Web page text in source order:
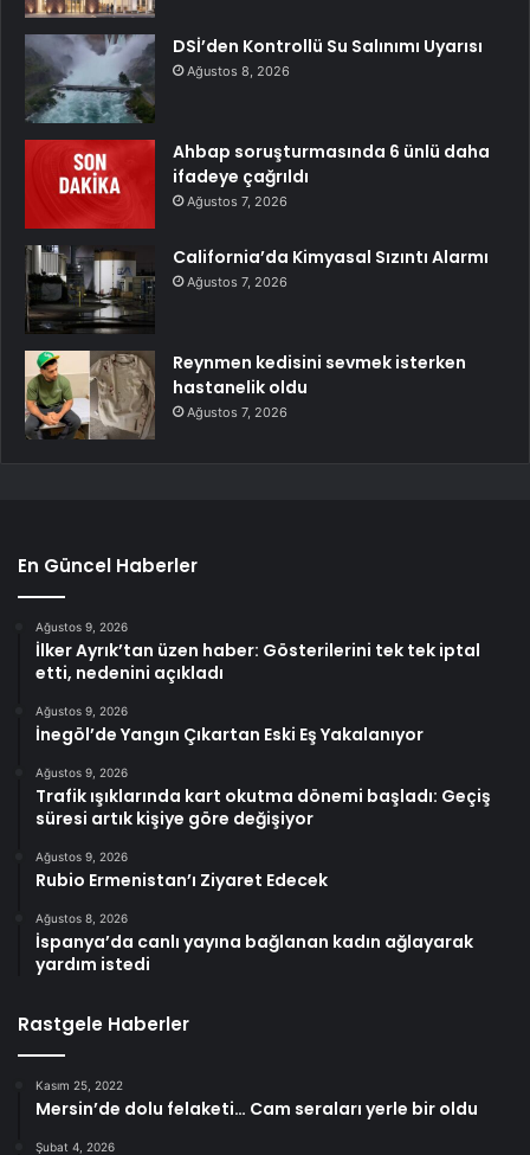
DSİ’den Kontrollü Su Salınımı Uyarısı
Ağustos 8, 2026
Ahbap soruşturmasında 6 ünlü daha
ifadeye çağrıldı
Ağustos 7, 2026
California’da Kimyasal Sızıntı Alarmı
Ağustos 7, 2026
Reynmen kedisini sevmek isterken
hastanelik oldu
Ağustos 7, 2026
En Güncel Haberler
Ağustos 9, 2026
İlker Ayrık’tan üzen haber: Gösterilerini tek tek iptal
etti, nedenini açıkladı
Ağustos 9, 2026
İnegöl’de Yangın Çıkartan Eski Eş Yakalanıyor
Ağustos 9, 2026
Trafik ışıklarında kart okutma dönemi başladı: Geçiş
süresi artık kişiye göre değişiyor
Ağustos 9, 2026
Rubio Ermenistan’ı Ziyaret Edecek
Ağustos 8, 2026
İspanya’da canlı yayına bağlanan kadın ağlayarak
yardım istedi
Rastgele Haberler
Kasım 25, 2022
Mersin’de dolu felaketi… Cam seraları yerle bir oldu
Şubat 4, 2026